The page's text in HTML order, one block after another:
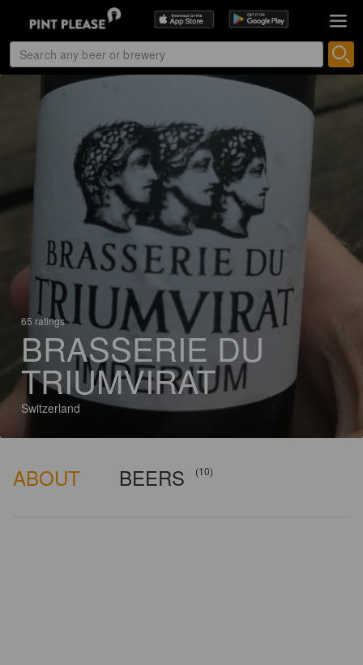
65 ratings
BRASSERIE DU
TRIUMVIRAT
Switzerland
ABOUT BEERS (10)